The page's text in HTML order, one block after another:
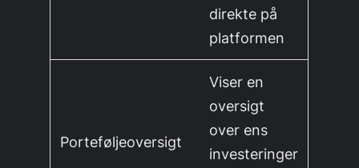
direkte på
platformen
Porteføljeoversigt
Viser en
oversigt
over ens
investeringer